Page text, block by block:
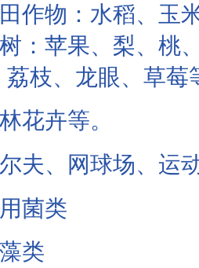
：水稻、玉米
果、梨、桃、
荔枝、龙眼、草莓
卉等。
网球场、运动
类
类